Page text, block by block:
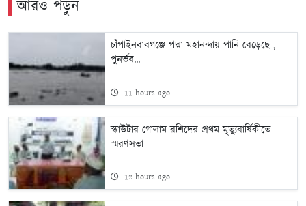
আরও পড়ুন
চাঁপাইনবাবগঞ্জে পদ্মা-মহানন্দায় পানি বেড়েছে ,
পুনর্ভব...
11 hours ago
স্কাউটার গোলাম রশিদের প্রথম মৃত্যুবার্ষিকীতে
স্মরণসভা
12 hours ago